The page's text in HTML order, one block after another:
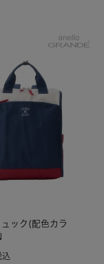
ュック(配色カラ
込